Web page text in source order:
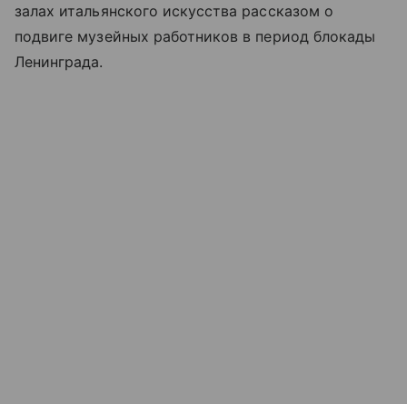
залах итальянского искусства рассказом о
подвиге музейных работников в период блокады
Ленинграда.